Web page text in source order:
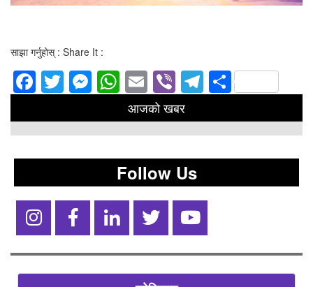
साझा गर्नुहोस् : Share It :
Facebook
Twitter
Messenger
WhatsApp
EmailViberTelegram
Share
आजको खबर
Follow Us